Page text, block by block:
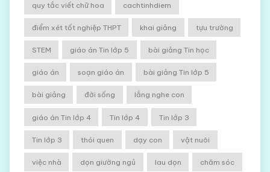
quy tắc viết chữ hoa cachtinhdiem
điểm xét tốt nghiệp THPT khai giảng tựu trường
STEM giáo án Tin lớp 5 bài giảng Tin học
giáo án soạn giáo án bài giảng Tin lớp 5
bài giảng đời sống lắng nghe con
giáo án Tin lớp 4 Tin lớp 4 Tin lớp 3
Tin lớp 3 thói quen dạy con vật nuôi
việc nhà dọn giường ngủ lau dọn chăm sóc